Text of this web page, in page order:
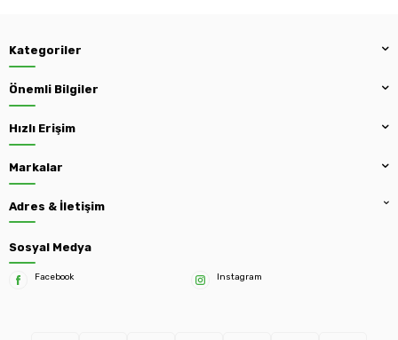
Kategoriler
Önemli Bilgiler
Hızlı Erişim
Markalar
Adres & İletişim
Sosyal Medya
Facebook Instagram